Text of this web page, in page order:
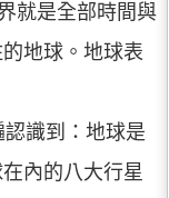
就是全部時間與
地球。地球表
識到：地球是
內的八大行星